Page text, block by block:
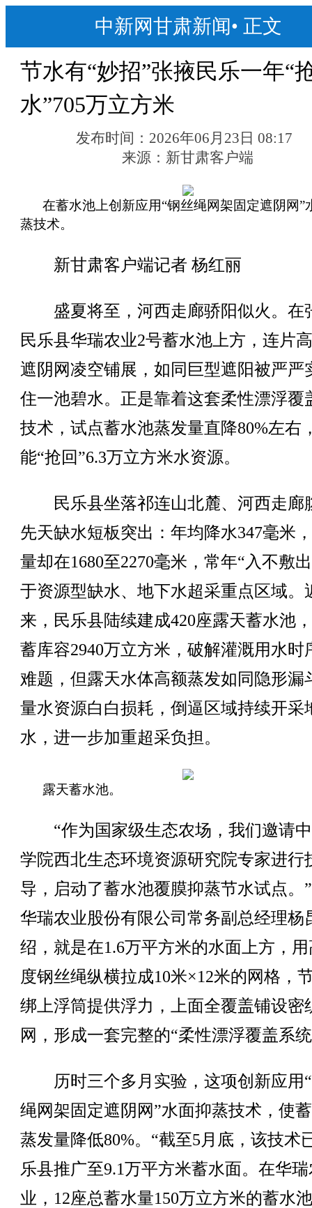
中新网甘肃新闻• 正文
节水有“妙招”张掖民乐一年“
水”705万立方米
发布时间： 2026年06月23日 08:17
来源： 新甘肃客户端
在蓄水池上创新应用“钢丝绳网架固定遮阴网”
蒸技术。
新甘肃客户端记者 杨红丽
盛夏将至，河西走廊骄阳似火。在
民乐县华瑞农业2号蓄水池上方，连片
遮阴网凌空铺展，如同巨型遮阳被严严
住一池碧水。正是靠着这套柔性漂浮覆
技术，试点蓄水池蒸发量直降80%左右
能“抢回”6.3万立方米水资源。
民乐县坐落祁连山北麓、河西走廊
先天缺水短板突出：年均降水347毫米
量却在1680至2270毫米，常年“入不敷
于资源型缺水、地下水超采重点区域。
来，民乐县陆续建成420座露天蓄水池
蓄库容2940万立方米，破解灌溉用水时
难题，但露天水体高额蒸发如同隐形漏
量水资源白白损耗，倒逼区域持续开采
水，进一步加重超采负担。
露天蓄水池。
“作为国家级生态农场，我们邀请
学院西北生态环境资源研究院专家进行
导，启动了蓄水池覆膜抑蒸节水试点。
华瑞农业股份有限公司常务副总经理杨
绍，就是在1.6万平方米的水面上方，
度钢丝绳纵横拉成10米×12米的网格，
绑上浮筒提供浮力，上面全覆盖铺设密
网，形成一套完整的“柔性漂浮覆盖系
历时三个多月实验，这项创新应用
绳网架固定遮阴网”水面抑蒸技术，使
蒸发量降低80%。“截至5月底，该技术
乐县推广至9.1万平方米蓄水面。在华
业，12座总蓄水量150万立方米的蓄水